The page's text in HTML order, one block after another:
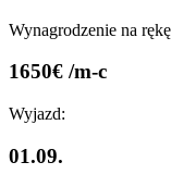
Wynagrodzenie na
1650€ /m-c
Wyjazd:
01.09.